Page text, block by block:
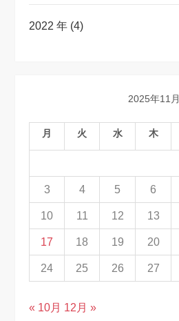
2022 年 (4)
2025年11月
月 火 水 木
3 4 5 6
10 11 12 13
17 18 19 20
24 25 26 27
« 10月 12月 »